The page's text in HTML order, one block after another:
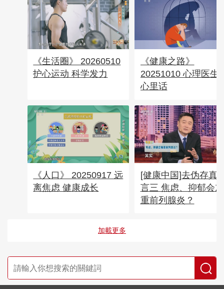
《生活圈》 20260510
护心运动 科学发力
《健康之路》
20251010 心理医生
心里话
《人口》 20250917 远
离焦虑 健康成长
[健康中国]去伪存真
言三 焦虑、抑郁会加
重前列腺炎？
加載更多